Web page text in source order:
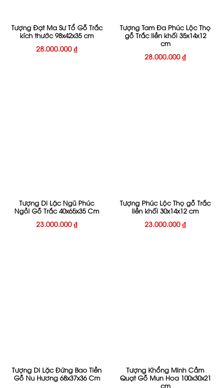
Tượng Đạt Ma Sư Tổ Gỗ Trắc
kích thước 98x42x35 cm
28.000.000 ₫
Tượng Tam Đa Phúc Lộc Thọ
gỗ Trắc liền khối 35x14x12
cm
28.000.000 ₫
Tượng Di Lặc Ngũ Phúc
Ngồi Gỗ Trắc 40x65x35 Cm
23.000.000 ₫
Tượng Phúc Lộc Thọ gỗ Trắc
liền khối 30x14x12 cm
23.000.000 ₫
Tượng Di Lặc Đứng Bao Tiền
Gỗ Nu Hương 68x37x36 Cm
Tượng Khổng Minh Cầm
Quạt Gỗ Mun Hoa 100x30x21
cm